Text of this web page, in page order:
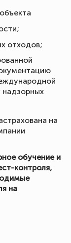
отходов;
надзорных
на
обучение и
контроля,
на